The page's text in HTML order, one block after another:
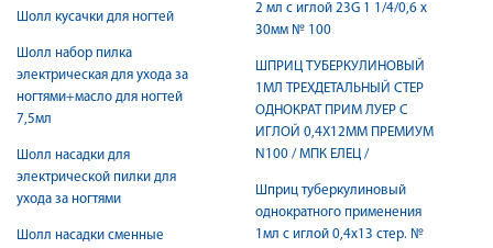
Шолл кусачки для ногтей
Шолл набор пилка
электрическая для ухода за
ногтями+масло для ногтей
7,5мл
Шолл насадки для
электрической пилки для
ухода за ногтями
Шолл насадки сменные
2 мл с иглой 23G 1 1/4/0,6 x
30мм № 100
ШПРИЦ ТУБЕРКУЛИНОВЫЙ
1МЛ ТРЕХДЕТАЛЬНЫЙ СТЕР
ОДНОКРАТ ПРИМ ЛУЕР C
ИГЛОЙ 0,4Х12ММ ПРЕМИУМ
N100 / МПК ЕЛЕЦ /
Шприц туберкулиновый
однократного применения
1мл с иглой 0,4х13 стер. №